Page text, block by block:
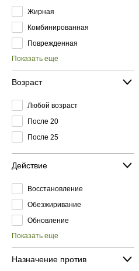
Жирная
Комбинированная
Поврежденная
Показать еще
Возраст
Любой возраст
После 20
После 25
Действие
Восстановление
Обезжиривание
Обновление
Показать еще
Назначение против